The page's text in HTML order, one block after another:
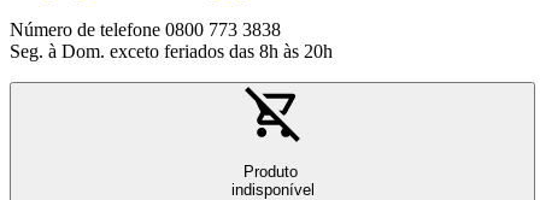
Número de telefone 0800 773 3838
Seg. à Dom. exceto feriados das 8h às 20h
Produto
indisponível